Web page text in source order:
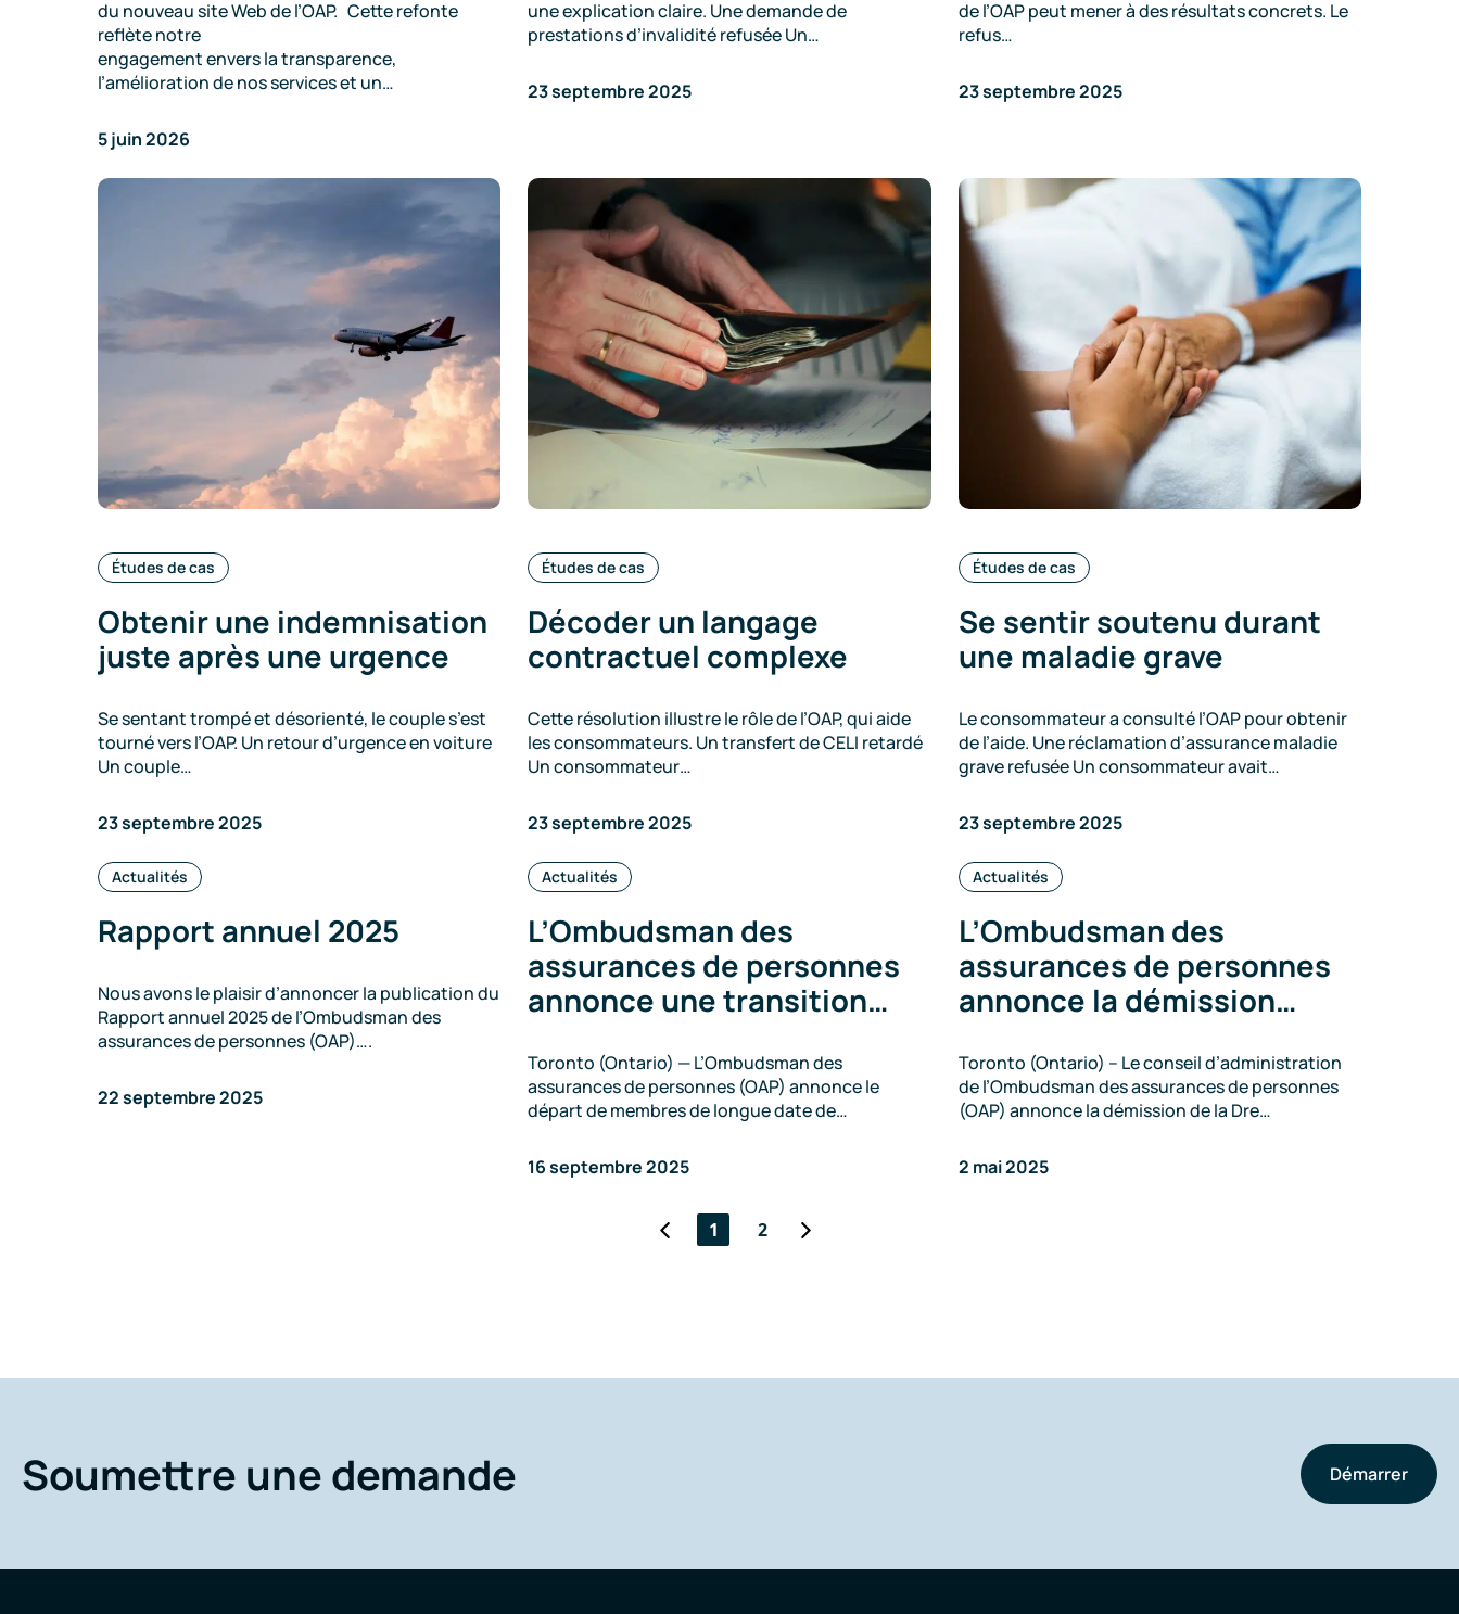
du nouveau site Web de l’OAP. Cette refonte
reflète notre
engagement envers la transparence,
l’amélioration de nos services et un…
5 juin 2026
une explication claire. Une demande de
prestations d’invalidité refusée Un…
23 septembre 2025
de l’OAP peut mener à des résultats concrets. Le
refus…
23 septembre 2025
Catégories
:
Études de cas
Obtenir une indemnisation
juste après une urgence
Se sentant trompé et désorienté, le couple s’est
tourné vers l’OAP. Un retour d’urgence en voiture
Un couple…
23 septembre 2025
Catégories
:
Études de cas
Décoder un langage
contractuel complexe
Cette résolution illustre le rôle de l’OAP, qui aide
les consommateurs. Un transfert de CELI retardé
Un consommateur…
23 septembre 2025
Catégories
:
Études de cas
Se sentir soutenu durant
une maladie grave
Le consommateur a consulté l’OAP pour obtenir
de l’aide. Une réclamation d’assurance maladie
grave refusée Un consommateur avait…
23 septembre 2025
Catégories
:
Actualités
Rapport annuel 2025
Nous avons le plaisir d’annoncer la publication du
Rapport annuel 2025 de l’Ombudsman des
assurances de personnes (OAP)….
22 septembre 2025
Catégories
:
Actualités
L’Ombudsman des
assurances de personnes
annonce une transition…
Toronto (Ontario) — L’Ombudsman des
assurances de personnes (OAP) annonce le
départ de membres de longue date de…
16 septembre 2025
Catégories
:
Actualités
L’Ombudsman des
assurances de personnes
annonce la démission…
Toronto (Ontario) – Le conseil d’administration
de l’Ombudsman des assurances de personnes
(OAP) annonce la démission de la Dre…
2 mai 2025
1 2
Soumettre une demande Démarrer